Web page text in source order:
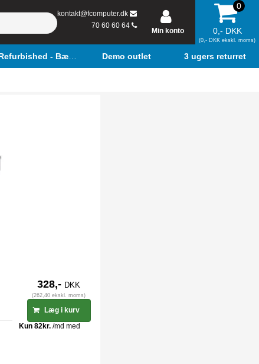
kontakt@fcomputer.dk
70 60 60 64
Min konto
0
0,- DKK
(0,- DKK ekskl. moms)
Refurbished - Bærbar Demo outlet 3 ugers returret
328,- DKK
(262,40 ekskl. moms)
Læg i kurv